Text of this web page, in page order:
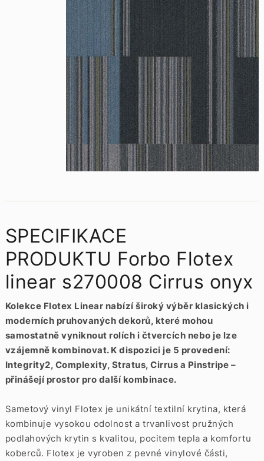
SPECIFIKACE
PRODUKTU Forbo Flotex
linear s270008 Cirrus onyx
Kolekce Flotex Linear nabízí široký výběr klasických i
moderních pruhovaných dekorů, které mohou
samostatně vyniknout rolích i čtvercích nebo je lze
vzájemně kombinovat. K dispozici je 5 provedení:
Integrity2, Complexity, Stratus, Cirrus a Pinstripe –
přinášejí prostor pro další kombinace.
Sametový vinyl Flotex je unikátní textilní krytina, která
kombinuje vysokou odolnost a trvanlivost pružných
podlahových krytin s kvalitou, pocitem tepla a komfortu
koberců. Flotex je vyroben z pevné vinylové části,